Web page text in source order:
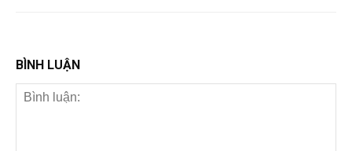
BÌNH LUẬN